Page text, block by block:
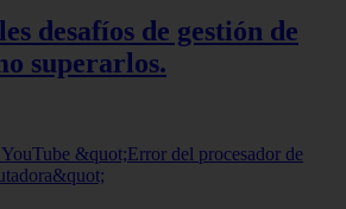
desafíos de gestión de
superarlos.